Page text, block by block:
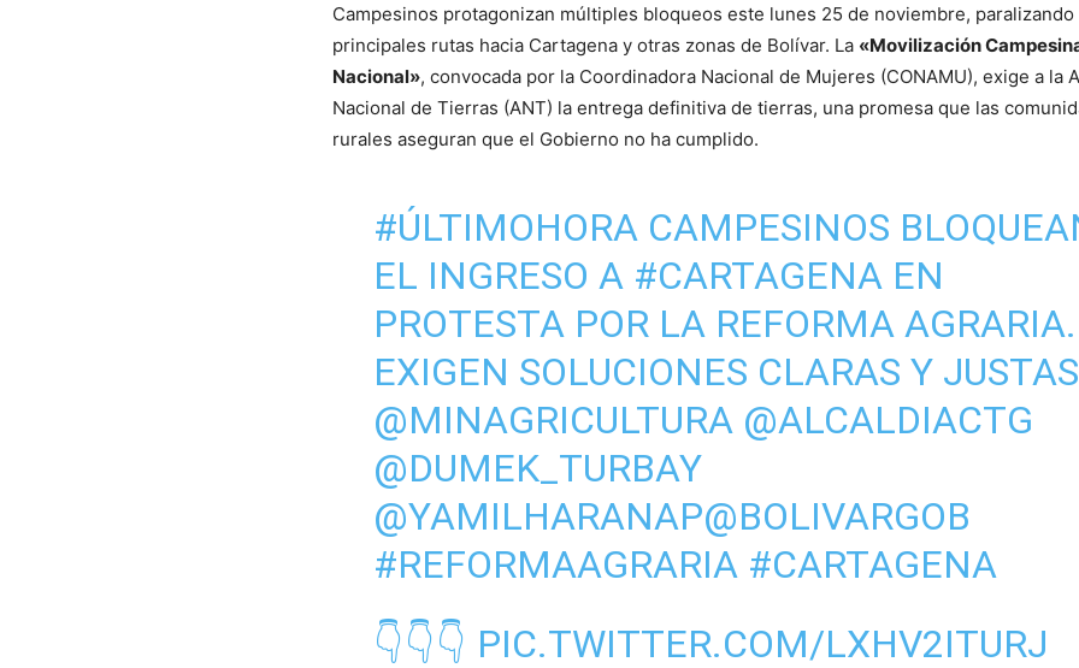
Campesinos protagonizan múltiples bloqueos este lunes 25 de noviembre, paralizando
principales rutas hacia Cartagena y otras zonas de Bolívar. La «Movilización
Nacional», convocada por la Coordinadora Nacional de Mujeres (CONAMU), exige a la
Nacional de Tierras (ANT) la entrega definitiva de tierras, una promesa que las
rurales aseguran que el Gobierno no ha cumplido.
#ÚLTIMOHORA CAMPESINOS
EL INGRESO A #CARTAGENA EN
PROTESTA POR LA REFORMA AGRARIA.
EXIGEN SOLUCIONES CLARAS Y
@MINAGRICULTURA @ALCALDIACTG
@DUMEK_TURBAY
@YAMILHARANAP@BOLIVARGOB
#REFORMAAGRARIA #CARTAGENA
👇👇👇 PIC.TWITTER.COM/LXHV2ITURJ